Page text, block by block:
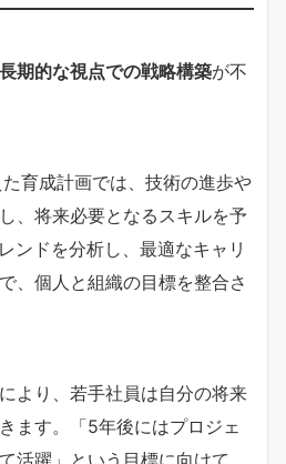
期的な視点での戦略構築が不
育成計画では、技術の進歩や
、将来必要となるスキルを予
ンドを分析し、最適なキャリ
、個人と組織の目標を整合さ
より、若手社員は自分の将来
ます。「5年後にはプロジェ
活躍」という目標に向けて、